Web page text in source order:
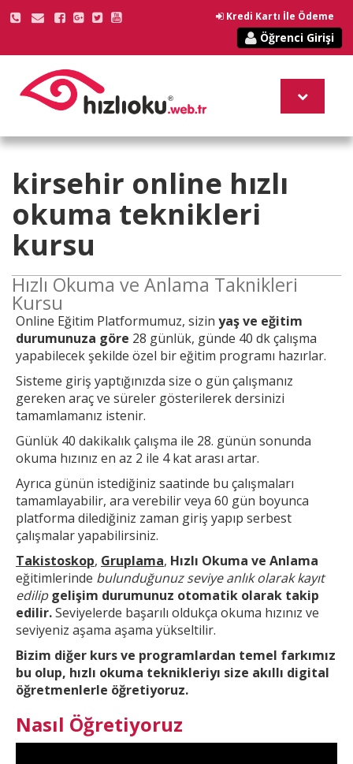
Kredi Kartı İle Ödeme
Öğrenci Girişi
kirsehir online hızlı
okuma teknikleri
kursu
Hızlı Okuma ve Anlama Taknikleri
Kursu
Online Eğitim Platformumuz, sizin yaş ve eğitim
durumunuza göre 28 günlük, günde 40 dk çalışma
yapabilecek şekilde özel bir eğitim programı hazırlar.
Sisteme giriş yaptığınızda size o gün çalışmanız
gereken araç ve süreler gösterilerek dersinizi
tamamlamanız istenir.
Günlük 40 dakikalık çalışma ile 28. günün sonunda
okuma hızınız en az 2 ile 4 kat arası artar.
Ayrıca günün istediğiniz saatinde bu çalışmaları
tamamlayabilir, ara verebilir veya 60 gün boyunca
platforma dilediğiniz zaman giriş yapıp serbest
çalışmalar yapabilirsiniz.
Takistoskop, Gruplama, Hızlı Okuma ve Anlama
eğitimlerinde bulunduğunuz seviye anlık olarak kayıt
edilip gelişim durumunuz otomatik olarak takip
edilir.Seviyelerde başarılı oldukça okuma hızınız ve
seviyeniz aşama aşama yükseltilir.
Bizim diğer kurs ve programlardan temel farkımız
bu olup, hızlı okuma teknikleriyı size akıllı digital
öğretmenlerle öğretiyoruz.
Nasıl Öğretiyoruz